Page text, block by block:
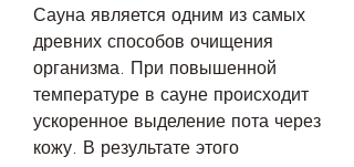
Сауна является одним из самых
древних способов очищения
организма. При повышенной
температуре в сауне происходит
ускоренное выделение пота через
кожу. В результате этого